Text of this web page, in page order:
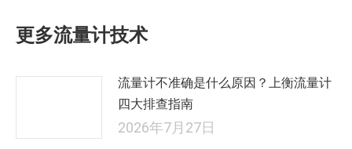
更多流量计技术
流量计不准确是什么原因？上衡流量计
四大排查指南
2026年7月27日